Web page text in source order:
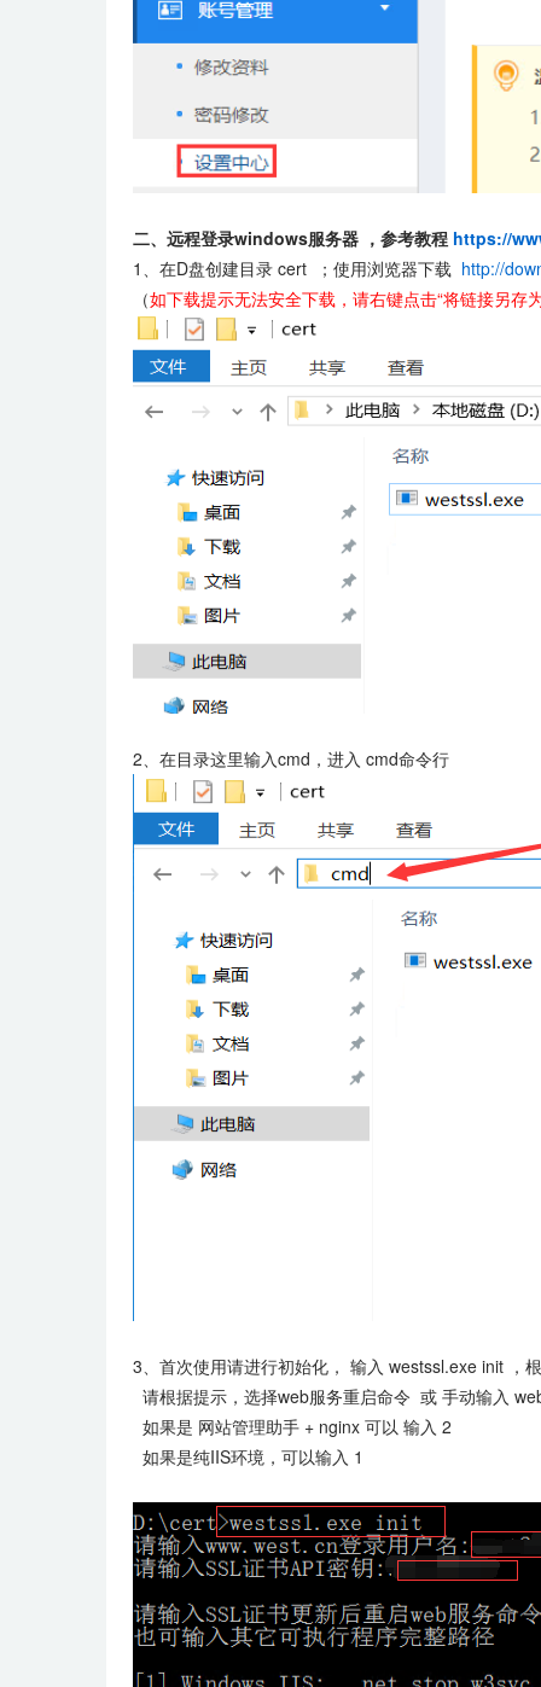
二、远程登录windows服务器 ，参考教程 https://
1、在D盘创建目录 cert ； 使用浏览器下载 http://
（如下载提示无法安全下载，请右键点击“将链接另存
2、在目录这里输入cmd，进入 cmd命令行
3、首次使用请进行初始化， 输入 westssl.exe init ，
请根据提示，选择web服务重启命令 或 手动输入
如果是 网站管理助手 + nginx 可以 输入 2
如果是纯IIS环境，可以输入 1